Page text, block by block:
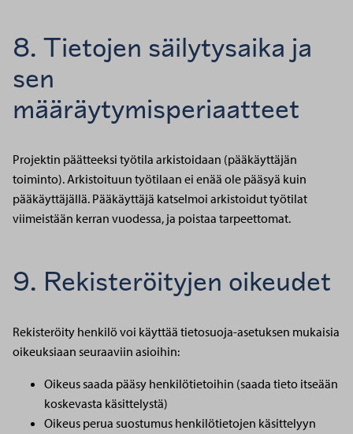
8. Tietojen säilytysaika ja
sen
määräytymisperiaatteet
Projektin päätteeksi työtila arkistoidaan (pääkäyttäjän
toiminto). Arkistoituun työtilaan ei enää ole pääsyä kuin
pääkäyttäjällä. Pääkäyttäjä katselmoi arkistoidut työtilat
viimeistään kerran vuodessa, ja poistaa tarpeettomat.
9. Rekisteröityjen oikeudet
Rekisteröity henkilö voi käyttää tietosuoja-asetuksen mukaisia
oikeuksiaan seuraaviin asioihin:
Oikeus saada pääsy henkilötietoihin (saada tieto itseään
koskevasta käsittelystä)
Oikeus perua suostumus henkilötietojen käsittelyyn